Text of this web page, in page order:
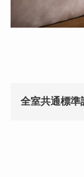
全室共通標準